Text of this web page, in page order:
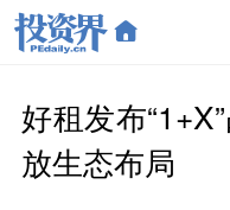
好租发布
放生态布局